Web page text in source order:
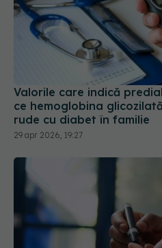
Valorile care indică
ce hemoglobina
rude cu diabet în familie
29 apr 2026, 19:27